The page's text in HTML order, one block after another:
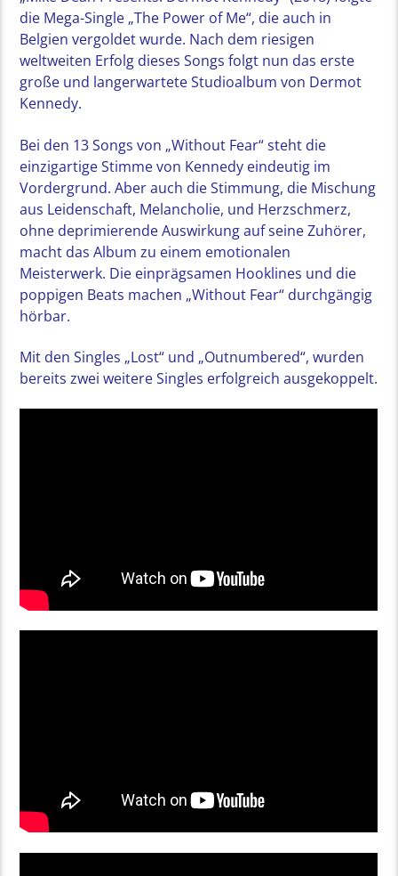
die Mega-Single „The Power of Me“, die auch in
Belgien vergoldet wurde. Nach dem riesigen
weltweiten Erfolg dieses Songs folgt nun das erste
große und langerwartete Studioalbum von Dermot
Kennedy.
Bei den 13 Songs von „Without Fear“ steht die
einzigartige Stimme von Kennedy eindeutig im
Vordergrund. Aber auch die Stimmung, die Mischung
aus Leidenschaft, Melancholie, und Herzschmerz,
ohne deprimierende Auswirkung auf seine Zuhörer,
macht das Album zu einem emotionalen
Meisterwerk. Die einprägsamen Hooklines und die
poppigen Beats machen „Without Fear“ durchgängig
hörbar.
Mit den Singles „Lost“ und „Outnumbered“, wurden
bereits zwei weitere Singles erfolgreich ausgekoppelt.